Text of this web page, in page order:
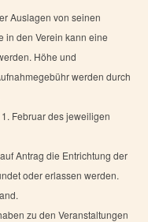
Auslagen von seinen
in den Verein kann eine
Höhe und
werden durch
Februar des jeweiligen
Antrag die Entrichtung der
oder erlassen werden.
zu den Veranstaltungen